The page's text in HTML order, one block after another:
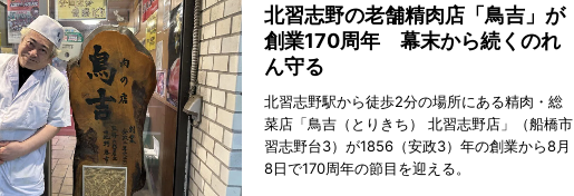
北習志野の老舗精肉店「鳥吉」が
創業170周年 幕末から続くのれ
ん守る
北習志野駅から徒歩2分の場所にある精肉・総
菜店「鳥吉（とりきち） 北習志野店」（船橋市
習志野台3）が1856（安政3）年の創業から8月
8日で170周年の節目を迎える。